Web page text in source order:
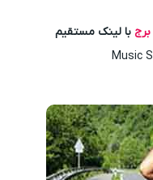
با لینک مستقیم
Music